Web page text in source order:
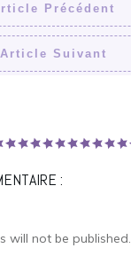
Précédent
Article Suivant
:
will not be published.